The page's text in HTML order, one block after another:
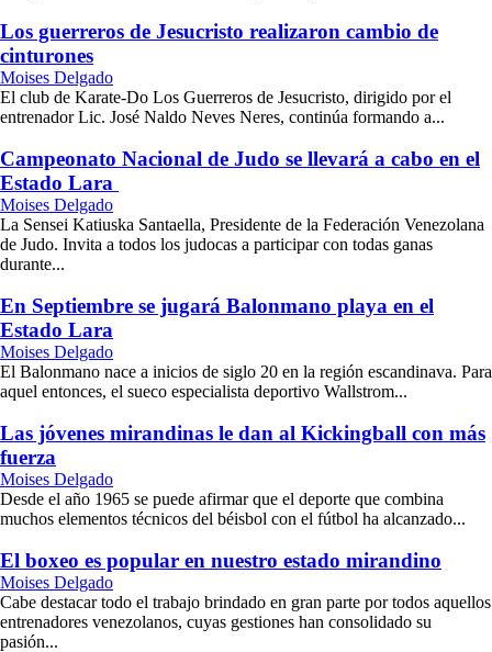
Los guerreros de Jesucristo realizaron cambio de
cinturones
Moises Delgado
El club de Karate-Do Los Guerreros de Jesucristo, dirigido por el
entrenador Lic. José Naldo Neves Neres, continúa formando a...
Campeonato Nacional de Judo se llevará a cabo en el
Estado Lara
Moises Delgado
La Sensei Katiuska Santaella, Presidente de la Federación Venezolana
de Judo. Invita a todos los judocas a participar con todas ganas
durante...
En Septiembre se jugará Balonmano playa en el
Estado Lara
Moises Delgado
El Balonmano nace a inicios de siglo 20 en la región escandinava. Para
aquel entonces, el sueco especialista deportivo Wallstrom...
Las jóvenes mirandinas le dan al Kickingball con más
fuerza
Moises Delgado
Desde el año 1965 se puede afirmar que el deporte que combina
muchos elementos técnicos del béisbol con el fútbol ha alcanzado...
El boxeo es popular en nuestro estado mirandino
Moises Delgado
Cabe destacar todo el trabajo brindado en gran parte por todos aquellos
entrenadores venezolanos, cuyas gestiones han consolidado su
pasión...